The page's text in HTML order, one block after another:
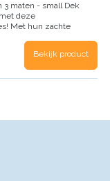
3 maten - small Dek
deze
Met hun zachte
Bekijk product